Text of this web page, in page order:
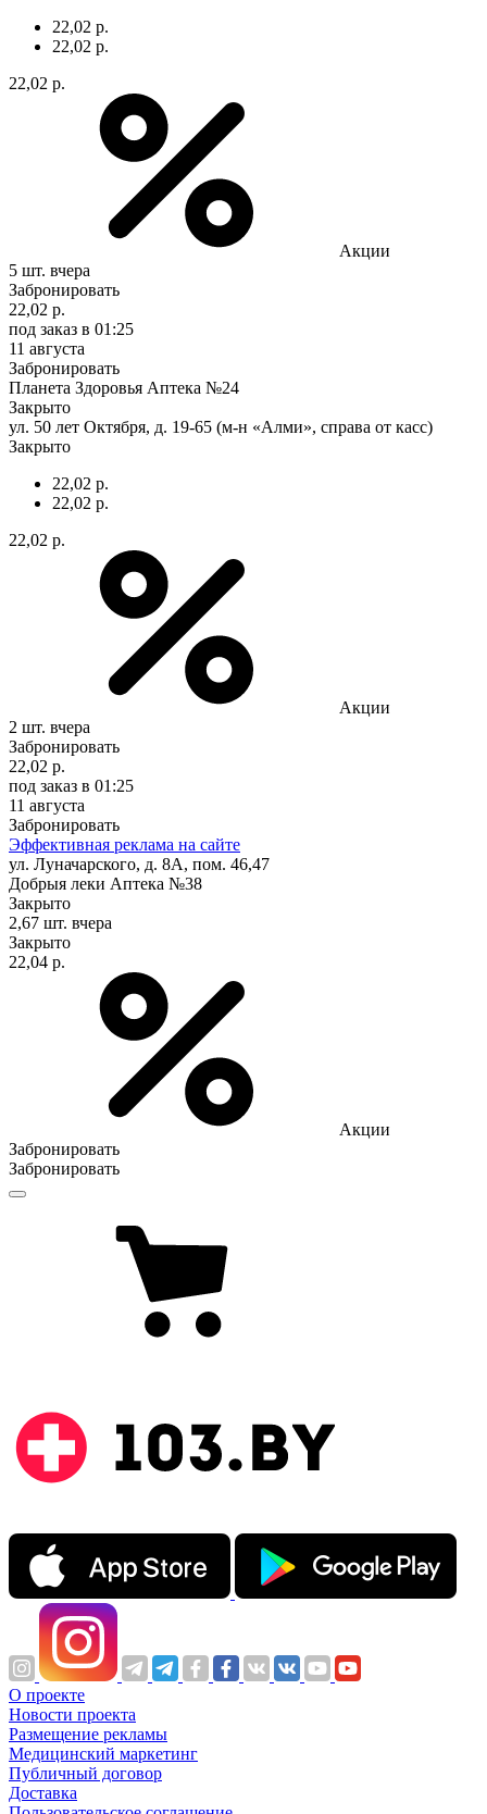
22,02 р.
22,02 р.
22,02 р.
Акции
5 шт. вчера
Забронировать
22,02 р.
под заказ в 01:25
11 августа
Забронировать
Планета Здоровья Аптека №24
Закрыто
ул. 50 лет Октября, д. 19-65 (м-н «Алми», справа от касс)
Закрыто
22,02 р.
22,02 р.
22,02 р.
Акции
2 шт. вчера
Забронировать
22,02 р.
под заказ в 01:25
11 августа
Забронировать
Эффективная реклама на сайте
ул. Луначарского, д. 8А, пом. 46,47
Добрыя леки Аптека №38
Закрыто
2,67 шт. вчера
Закрыто
22,04 р.
Акции
Забронировать
Забронировать
О проекте
Новости проекта
Размещение рекламы
Медицинский маркетинг
Публичный договор
Доставка